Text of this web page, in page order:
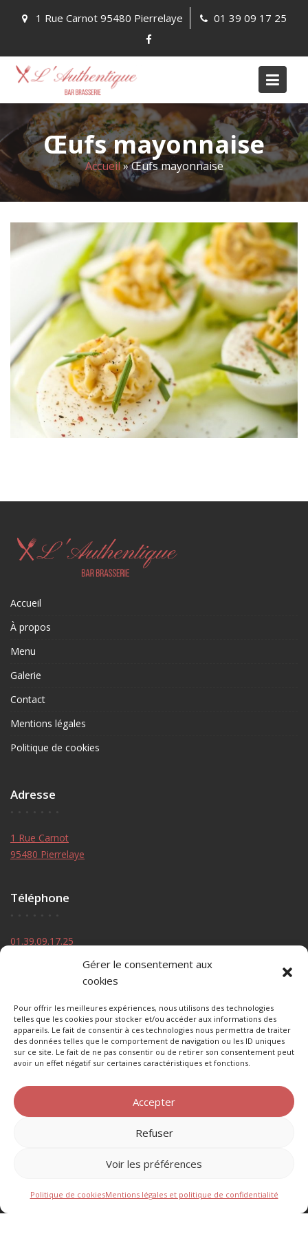
Gérer le consentement aux
cookies
Pour offrir les meilleures expériences, nous utilisons des technologies
telles que les cookies pour stocker et/ou accéder aux informations des
appareils. Le fait de consentir à ces technologies nous permettra de traiter
des données telles que le comportement de navigation ou les ID uniques
sur ce site. Le fait de ne pas consentir ou de retirer son consentement peut
avoir un effet négatif sur certaines caractéristiques et fonctions.
Accepter
Refuser
Voir les préférences
Politique de cookiesMentions légales et politique de confidentialité
1 Rue Carnot 95480 Pierrelaye 01 39 09 17 25
Œufs mayonnaise
Accueil»Œufs mayonnaise
Accueil
À propos
Menu
Galerie
Contact
Mentions légales
Politique de cookies
Adresse
1 Rue Carnot
95480 Pierrelaye
Téléphone
01.39.09.17.25
Lundi : 12:00 – 14:30
Mardi : 12:00 – 14:30
Mercredi : 12:00 – 14:30
Vendredi : 12:00 – 14:30
Samedi : Fermé (sauf réservation 15 pers. min)
© 2026 Bar Brasserie L'Authentique⎪Conception/réalisation :